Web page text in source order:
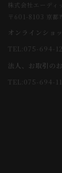
お届けについて
よくあるご質問
求人情報
法人のお客様
スタッフ
株式会社エーデ
〒601-8103 京都
オンラインショ
TEL:075-694-
法人、お取引の
TEL:075-694-